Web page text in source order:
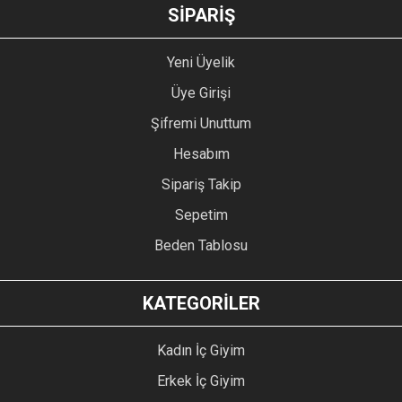
GÖNDER
SİPARİŞ
Yeni Üyelik
Üye Girişi
Şifremi Unuttum
Hesabım
Sipariş Takip
Sepetim
Beden Tablosu
KATEGORİLER
Kadın İç Giyim
Erkek İç Giyim